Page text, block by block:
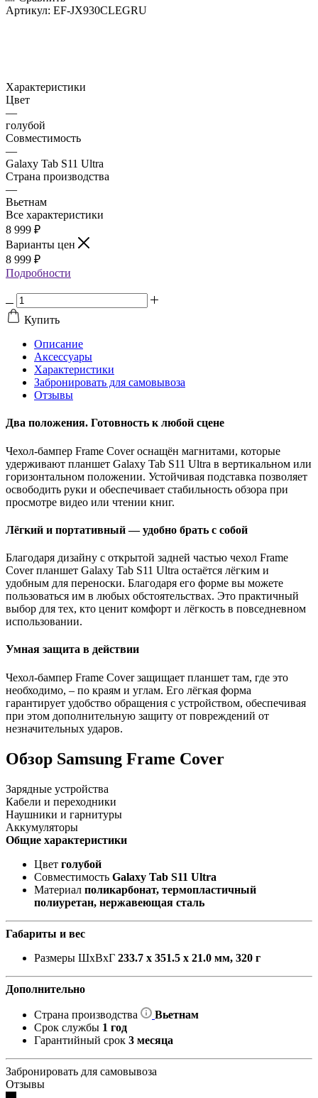
Артикул: EF-JX930CLEGRU
Характеристики
Цвет
—
голубой
Совместимость
—
Galaxy Tab S11 Ultra
Страна производства
—
Вьетнам
Все характеристики
8 999 ₽
Варианты цен
8 999 ₽
Подробности
Купить
Описание
Аксессуары
Характеристики
Забронировать для самовывоза
Отзывы
Два положения. Готовность к любой сцене
Чехол-бампер Frame Cover оснащён магнитами, которые
удерживают планшет Galaxy Tab S11 Ultra в вертикальном или
горизонтальном положении. Устойчивая подставка позволяет
освободить руки и обеспечивает стабильность обзора при
просмотре видео или чтении книг.
Лёгкий и портативный — удобно брать с собой
Благодаря дизайну с открытой задней частью чехол Frame
Cover планшет Galaxy Tab S11 Ultra остаётся лёгким и
удобным для переноски. Благодаря его форме вы можете
пользоваться им в любых обстоятельствах. Это практичный
выбор для тех, кто ценит комфорт и лёгкость в повседневном
использовании.
Умная защита в действии
Чехол-бампер Frame Cover защищает планшет там, где это
необходимо, – по краям и углам. Его лёгкая форма
гарантирует удобство обращения с устройством, обеспечивая
при этом дополнительную защиту от повреждений от
незначительных ударов.
Обзор Samsung Frame Cover
Зарядные устройства
Кабели и переходники
Наушники и гарнитуры
Аккумуляторы
Общие характеристики
Цвет голубой
Совместимость Galaxy Tab S11 Ultra
Материал поликарбонат, термопластичный
полиуретан, нержавеющая сталь
Габариты и вес
Размеры ШxВxГ 233.7 x 351.5 x 21.0 мм, 320 г
Дополнительно
Страна производства
Вьетнам
Срок службы 1 год
Гарантийный срок 3 месяца
Забронировать для самовывоза
Отзывы